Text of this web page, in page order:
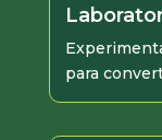
para